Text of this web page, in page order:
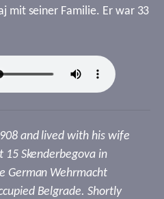
mit seiner Familie. Er war 33
and lived with his wife
15 Skenderbegova in
German Wehrmacht
Belgrade. Shortly